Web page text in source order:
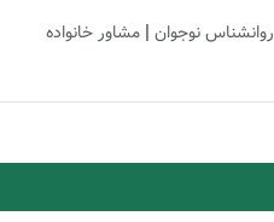
روانشناس نوجوان | مشاور خانواده